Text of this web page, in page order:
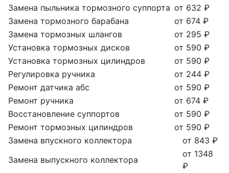
Замена пыльника тормозного суппорта от 632 ₽
Замена тормозного барабана
от 674 ₽
Замена тормозных шлангов
от 295 ₽
Установка тормозных дисков
от 590 ₽
Установка тормозных цилиндров
от 590 ₽
Регулировка ручника
от 244 ₽
Ремонт датчика абс
от 590 ₽
Ремонт ручника
от 674 ₽
Восстановление суппортов
от 590 ₽
Ремонт тормозных цилиндров
от 590 ₽
Замена впускного коллектора
от 843 ₽
Замена выпускного коллектора
от 1348
₽